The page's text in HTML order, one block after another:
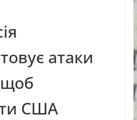
атаки
щоб
США